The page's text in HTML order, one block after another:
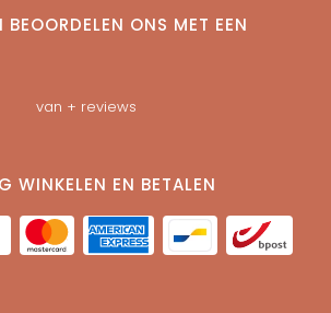
BEOORDELEN ONS MET EEN
van + reviews
WINKELEN EN BETALEN